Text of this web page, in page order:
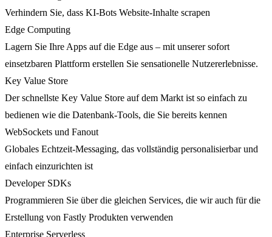
Verhindern Sie, dass KI-Bots Website-Inhalte scrapen
Edge Computing
Lagern Sie Ihre Apps auf die Edge aus – mit unserer sofort
einsetzbaren Plattform erstellen Sie sensationelle Nutzererlebnisse.
Key Value Store
Der schnellste Key Value Store auf dem Markt ist so einfach zu
bedienen wie die Datenbank-Tools, die Sie bereits kennen
WebSockets und Fanout
Globales Echtzeit-Messaging, das vollständig personalisierbar und
einfach einzurichten ist
Developer SDKs
Programmieren Sie über die gleichen Services, die wir auch für die
Erstellung von Fastly Produkten verwenden
Enterprise Serverless